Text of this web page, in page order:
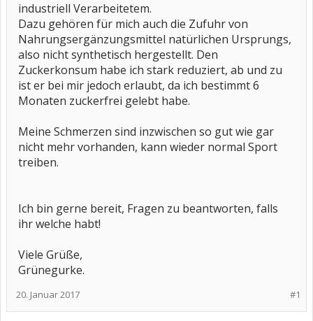
industriell Verarbeitetem.
Dazu gehören für mich auch die Zufuhr von
Nahrungsergänzungsmittel natürlichen Ursprungs,
also nicht synthetisch hergestellt. Den
Zuckerkonsum habe ich stark reduziert, ab und zu
ist er bei mir jedoch erlaubt, da ich bestimmt 6
Monaten zuckerfrei gelebt habe.
Meine Schmerzen sind inzwischen so gut wie gar
nicht mehr vorhanden, kann wieder normal Sport
treiben.
Ich bin gerne bereit, Fragen zu beantworten, falls
ihr welche habt!
Viele Grüße,
Grünegurke.
#1
20. Januar 2017